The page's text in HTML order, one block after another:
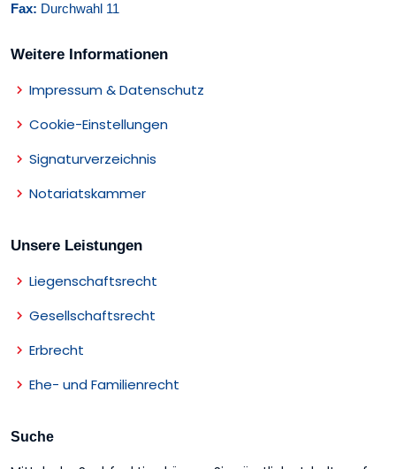
Fax: Durchwahl 11
Weitere Informationen
Impressum & Datenschutz
Cookie-Einstellungen
Signaturverzeichnis
Notariatskammer
Unsere Leistungen
Liegenschaftsrecht
Gesellschaftsrecht
Erbrecht
Ehe- und Familienrecht
Suche